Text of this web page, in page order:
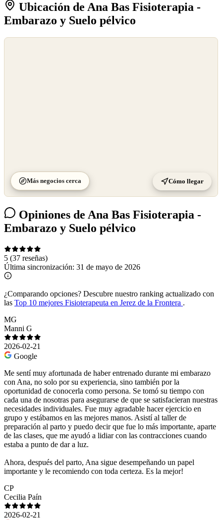
Ubicación de Ana Bas Fisioterapia -
Embarazo y Suelo pélvico
Más negocios cerca Cómo llegar
Opiniones de Ana Bas Fisioterapia -
Embarazo y Suelo pélvico
5 (37 reseñas)
Última sincronización: 31 de mayo de 2026
¿Comparando opciones? Descubre nuestro ranking actualizado con
las Top 10 mejores Fisioterapeuta en Jerez de la Frontera .
MG
Manni G
2026-02-21
Google
Me sentí muy afortunada de haber entrenado durante mi embarazo
con Ana, no solo por su experiencia, sino también por la
oportunidad de conocerla como persona. Se tomó su tiempo con
cada una de nosotras para asegurarse de que se satisfacieran nuestras
necesidades individuales. Fue muy agradable hacer ejercicio en
grupo y estábamos en las mejores manos. Asistí al taller de
preparación al parto y puedo decir que fue lo más importante, aparte
de las clases, que me ayudó a lidiar con las contracciones cuando
estaba a punto de dar a luz.
Ahora, después del parto, Ana sigue desempeñando un papel
importante y le recomiendo con toda certeza. Es la mejor!
CP
Cecilia Paín
2026-02-21